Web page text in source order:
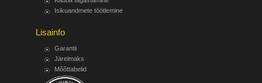
Isikuandmete töötlemine
Lisainfo
Garantii
Järelmaks
Mõõttabelid